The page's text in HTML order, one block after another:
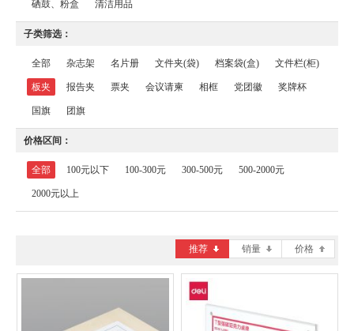
硒鼓、粉盒 清洁用品
子类筛选：
全部 杂志架 名片册 文件夹(袋) 档案袋(盒) 文件栏(柜)
板夹 报告夹 票夹 会议请柬 相框 党团徽 奖牌杯
国旗 团旗
价格区间：
全部 100元以下 100-300元 300-500元 500-2000元
2000元以上
推荐 销量 价格